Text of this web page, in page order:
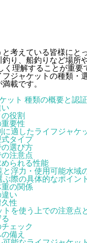
考えている皆様にと
り、船釣りなど場所
く理解することが重
ジャケットの種類・
載です。
ット 種類の概要と認
役割
要性
に適したライフジャケ
タイプ
選び方
注意点
られる性能
浮力・使用可能水域
際の具体的なポイント
の関係
い
性
トを使う上での注意点
ェック
備え